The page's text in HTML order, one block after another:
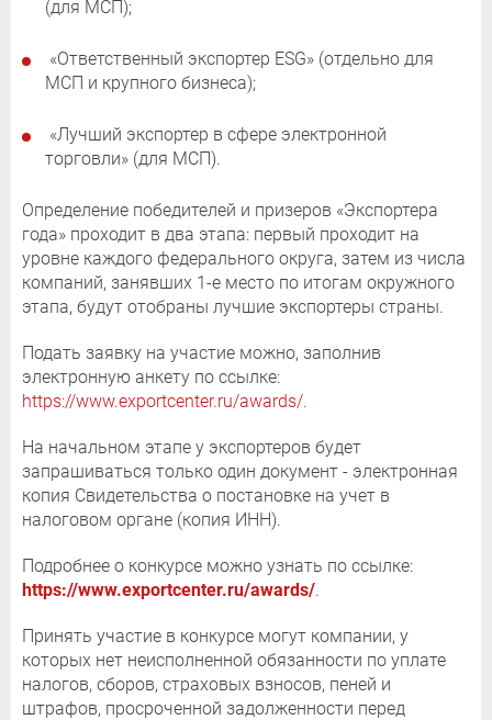
(для МСП);
«Ответственный экспортер ESG» (отдельно для
МСП и крупного бизнеса);
«Лучший экспортер в сфере электронной
торговли» (для МСП).
Определение победителей и призеров «Экспортера
года» проходит в два этапа: первый проходит на
уровне каждого федерального округа, затем из числа
компаний, занявших 1-е место по итогам окружного
этапа, будут отобраны лучшие экспортеры страны.
Подать заявку на участие можно, заполнив
электронную анкету по ссылке:
https://www.exportcenter.ru/awards/.
На начальном этапе у экспортеров будет
запрашиваться только один документ - электронная
копия Свидетельства о постановке на учет в
налоговом органе (копия ИНН).
Подробнее о конкурсе можно узнать по ссылке:
https://www.exportcenter.ru/awards/.
Принять участие в конкурсе могут компании, у
которых нет неисполненной обязанности по уплате
налогов, сборов, страховых взносов, пеней и
штрафов, просроченной задолженности перед